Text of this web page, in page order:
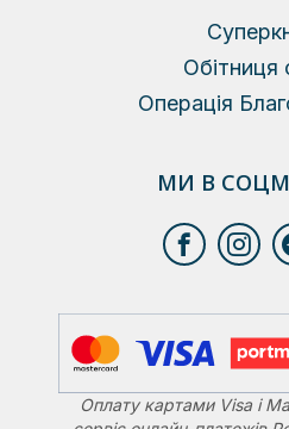
Обітниця
Операція
МИ В
Оплату картами Visa і